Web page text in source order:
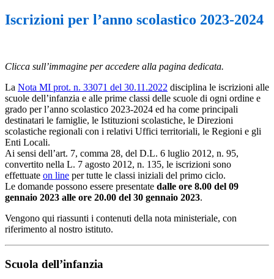
Iscrizioni per l’anno scolastico 2023-2024
Clicca sull’immagine per accedere alla pagina dedicata.
La Nota MI prot. n. 33071 del 30.11.2022 disciplina le iscrizioni alle
scuole dell’infanzia e alle prime classi delle scuole di ogni ordine e
grado per l’anno scolastico 2023-2024 ed ha come principali
destinatari le famiglie, le Istituzioni scolastiche, le Direzioni
scolastiche regionali con i relativi Uffici territoriali, le Regioni e gli
Enti Locali.
Ai sensi dell’art. 7, comma 28, del D.L. 6 luglio 2012, n. 95,
convertito nella L. 7 agosto 2012, n. 135, le iscrizioni sono
effettuate on line per tutte le classi iniziali del primo ciclo.
Le domande possono essere presentate dalle ore 8.00 del 09
gennaio 2023 alle ore 20.00 del 30 gennaio 2023.
Vengono qui riassunti i contenuti della nota ministeriale, con
riferimento al nostro istituto.
Scuola dell’infanzia